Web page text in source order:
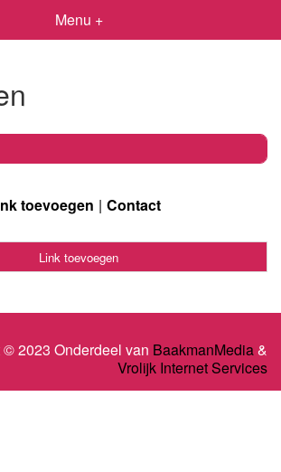
Menu +
toevoegen Contact
Link toevoegen
2023 Onderdeel van BaakmanMedia&
Vrolijk Internet Services